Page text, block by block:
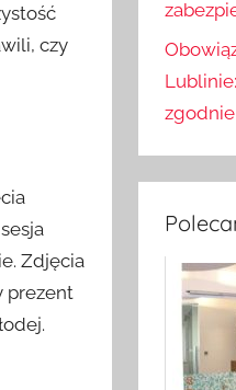
czy
Zdjęcia
prezent